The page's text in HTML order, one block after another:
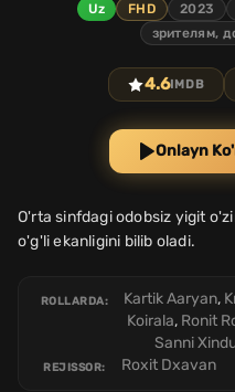
Uz FHD 2023
зрителям,
4.6IMDB
Onlayn
O'rta sinfdagi odobsiz yigit
o'g'li ekanligini bilib oladi.
ROLLARDA: Kartik Aaryan,
Koirala, Ronit
Sanni
REJISSOR: Roxit Dxavan